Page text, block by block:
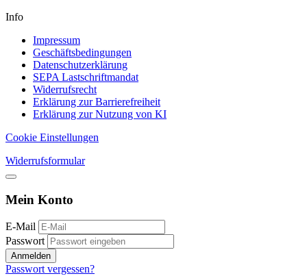
Info
Impressum
Geschäftsbedingungen
Datenschutzerklärung
SEPA Lastschriftmandat
Widerrufsrecht
Erklärung zur Barrierefreiheit
Erklärung zur Nutzung von KI
Cookie Einstellungen
Widerrufsformular
Mein Konto
E-Mail
Passwort
Anmelden
Passwort vergessen?